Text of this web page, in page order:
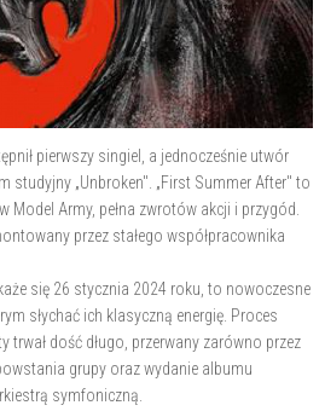
pierwszy singiel, a jednocześnie utwór
studyjny „Unbroken". „First Summer After" to
Model Army, pełna zwrotów akcji i przygód.
przez stałego współpracownika
się 26 stycznia 2024 roku, to nowoczesne
słychać ich klasyczną energię. Proces
trwał dość długo, przerwany zarówno przez
grupy oraz wydanie albumu
symfoniczną.